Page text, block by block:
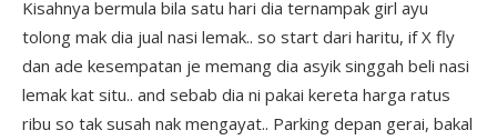
Kisahnya bermula bila satu hari dia ternampak girl ayu
tolong mak dia jual nasi lemak.. so start dari haritu, if X fly
dan ade kesempatan je memang dia asyik singgah beli nasi
lemak kat situ.. and sebab dia ni pakai kereta harga ratus
ribu so tak susah nak mengayat.. Parking depan gerai, bakal